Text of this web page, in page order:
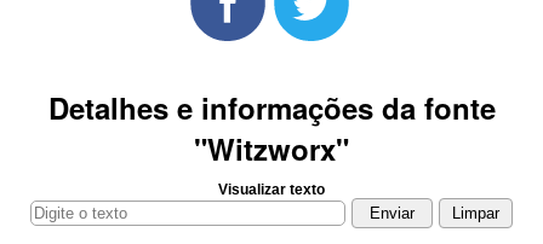
Detalhes e informações da fonte
"Witzworx"
Visualizar texto